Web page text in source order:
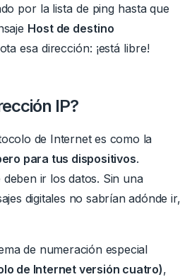
por la lista de ping hasta que
Host de destino
esa dirección: ¡está libre!
IP?
de Internet es como la
para tus dispositivos.
deben ir los datos. Sin una
digitales no sabrían adónde ir,
de numeración especial
de Internet versión cuatro),